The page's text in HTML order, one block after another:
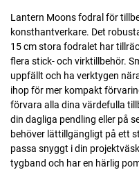
Lantern Moons fodral för
konsthantverkare. Det
15 cm stora fodralet har
flera stick- och virktillbehör.
uppfällt och ha verktygen
ihop för mer kompakt
förvara alla dina värdefulla
din dagliga pendling eller på
behöver lättillgängligt på ett
passa snyggt i din
tygband och har en härlig